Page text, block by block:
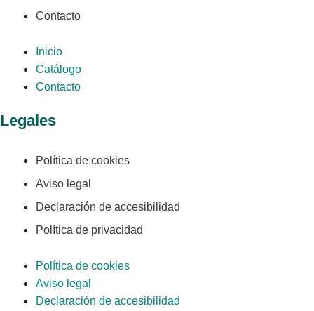
Contacto
Inicio
Catálogo
Contacto
Legales
Política de cookies
Aviso legal
Declaración de accesibilidad
Política de privacidad
Política de cookies
Aviso legal
Declaración de accesibilidad